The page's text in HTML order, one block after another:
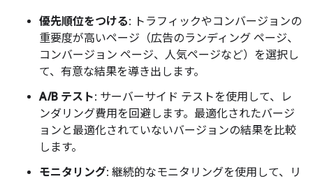
優先順位をつける: トラフィックやコンバージョンの
重要度が高いページ（広告のランディング ページ、
コンバージョン ページ、人気ページなど）を選択し
て、有意な結果を導き出します。
A/B テスト: サーバーサイド テストを使用して、レ
ンダリング費用を回避します。最適化されたバージ
ョンと最適化されていないバージョンの結果を比較
します。
モニタリング: 継続的なモニタリングを使用して、リ